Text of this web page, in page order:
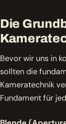
Die
Bevor wir uns in
sollten die
Kameratechnik
Fundament für